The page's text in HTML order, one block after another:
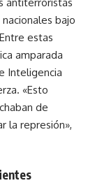
bajo
estas
amparada
Inteligencia
«Esto
de
la represión»,